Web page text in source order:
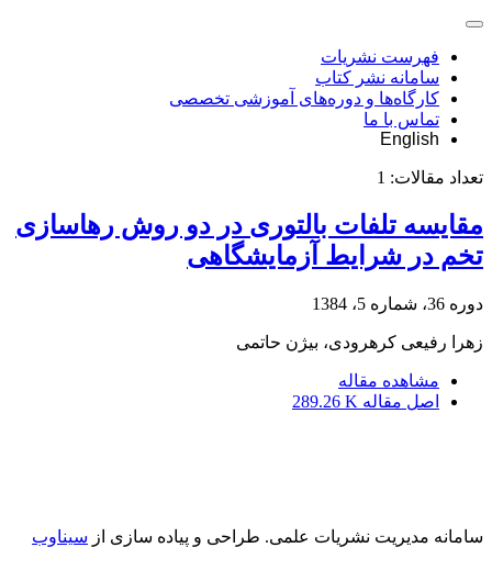
فهرست نشریات
سامانه نشر کتاب
کارگاه‌ها و دوره‌های آموزشی تخصصی
تماس با ما
English
تعداد مقالات: 1
مقایسه تلفات بالتوری در دو روش رهاسازی
تخم در شرایط آزمایشگاهی
دوره 36، شماره 5، 1384
زهرا رفیعی کرهرودی، بیژن حاتمی
مشاهده مقاله
اصل مقاله 289.26 K
سامانه مدیریت نشریات علمی. طراحی و پیاده سازی از سیناوب